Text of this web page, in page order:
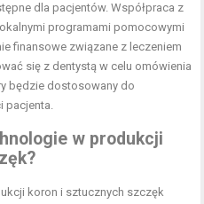
dla pacjentów. Współpraca z
programami pomocowymi
finansowe związane z leczeniem
się z dentystą w celu omówienia
będzie dostosowany do
pacjenta.
w produkcji
koron i sztucznych szczęk